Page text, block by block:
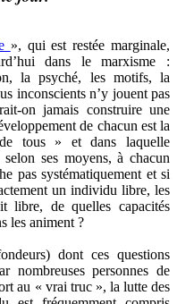
», qui est restée marginale,
dans le marxisme :
la psyché, les motifs, la
inconscients n’y jouent pas
on jamais construire une
de chacun est la
tous » et dans laquelle
ses moyens, à chacun
pas systématiquement et si
un individu libre, les
libre, de quelles capacités
les animent ?
dont ces questions
nombreuses personnes de
au « vrai truc », la lutte des